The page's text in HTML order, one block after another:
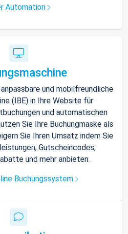
Automation
und mobilfreundliche
(IBE) in Ihre Website für
und automatischen
Sie Ihre Buchungmaske als
Sie Ihren Umsatz indem Sie
Gutscheincodes,
und mehr anbieten.
Buchungssystem